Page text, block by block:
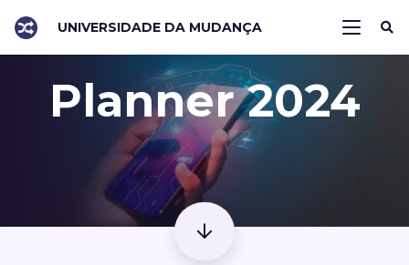
UNIVERSIDADE DA MUDANÇA
Planner 2024